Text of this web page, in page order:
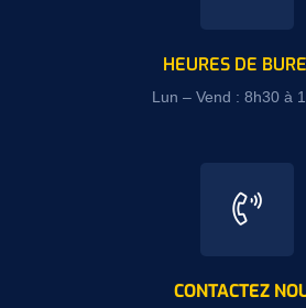
HEURES DE
Lun – Vend : 8h30 à
CONTACTEZ